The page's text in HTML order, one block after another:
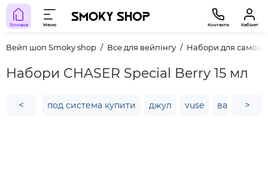
Головна Меню Контакти Кабінет
Вейп шоп Smoky shop Все для вейпінгу Набори для
Набори CHASER Special Berry 15 мл
< под система купити джул vuse вапорессо
>